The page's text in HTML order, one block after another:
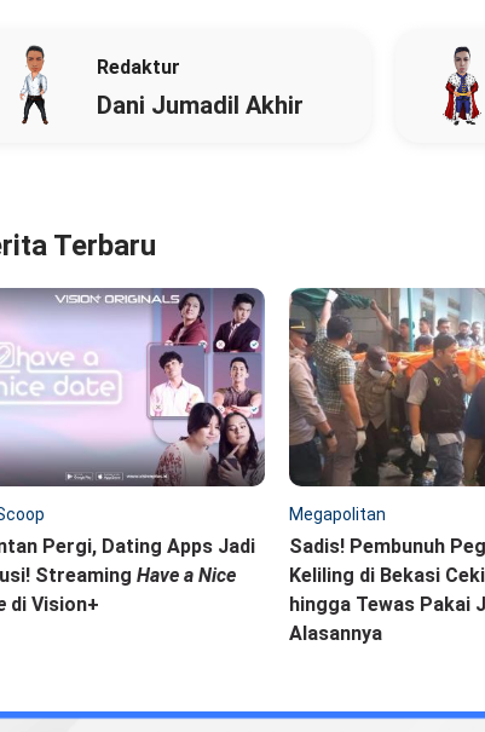
Redaktur
Dani Jumadil Akhir
Terbaru
Pergi, Dating Apps Jadi
Streaming Have a Nice
di Vision+
Megapolitan
Sadis! Pembunuh
Keliling di Bekasi
hingga Tewas Pakai
Alasannya